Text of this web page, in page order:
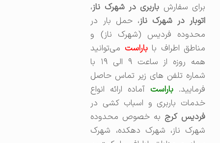
برای سفارشباربری در شهرک ناز،‌
اتوبار در شهرک ناز، حمل بار در
محدوده فردیس (شهرک ناز) و
مناطق اطراف باباراستمی‌توانید
همه روزه از ساعت ۹ الی ۱۹ با
شماره تلفن های زیر تماس حاصل
فرمایید.باراستآماده ارائه انواع
خدمات باربری و اسباب کشی در
فردیس کرج به خصوص محدوده
شهرک ناز، شهرک دهکده، شهرک